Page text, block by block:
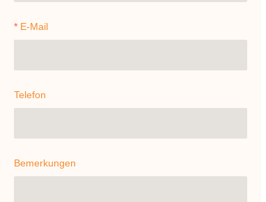
E-Mail
Telefon
Bemerkungen